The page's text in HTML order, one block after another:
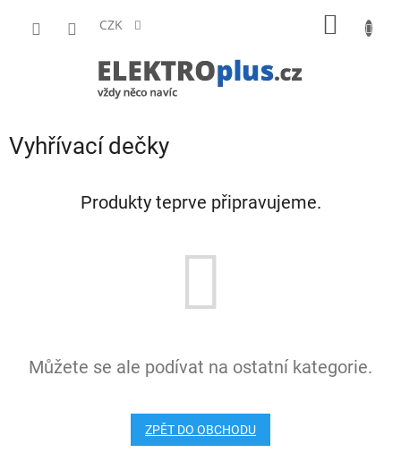
CZK
Vyhřívací dečky
Produkty teprve připravujeme.
Můžete se ale podívat na ostatní kategorie.
ZPĚT DO OBCHODU